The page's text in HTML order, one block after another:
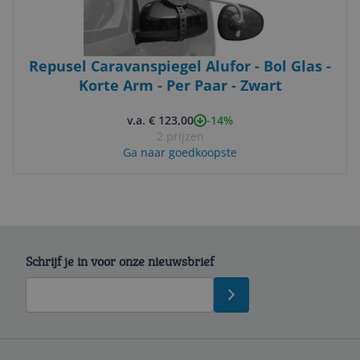
Repusel Caravanspiegel Alufor - Bol Glas -
Korte Arm - Per Paar - Zwart
v.a. € 123,00
-14%
2 prijzen
Ga naar goedkoopste
Schrijf je in voor onze nieuwsbrief